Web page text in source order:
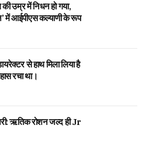
उम्र में निधन हो गया,
में आईपीएस कल्याणी के रूप
से हाथ मिला लिया है
रचा था।
ऋतिक रोशन जल्द ही Jr